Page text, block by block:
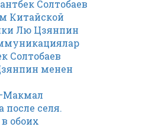
Солтобаев
Китайской
Лю Цзянпин
Солтобаев
менен
селя.
обоих